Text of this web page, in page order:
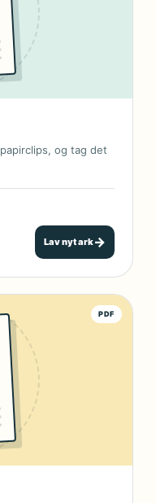
og tag det
Lav nyt ark→
PDF